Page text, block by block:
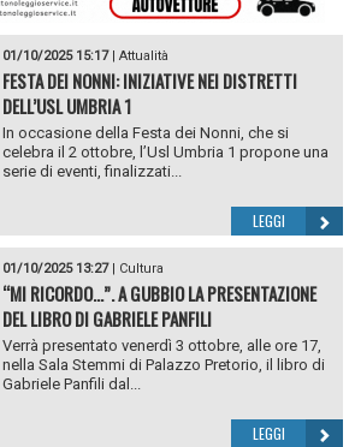
01/10/2025 15:17| Attualità
FESTA DEI NONNI: INIZIATIVE NEI DISTRETTI
DELL’USL UMBRIA 1
In occasione della Festa dei Nonni, che si
celebra il 2 ottobre, l’Usl Umbria 1 propone una
serie di eventi, finalizzati...
LEGGI
01/10/2025 13:27| Cultura
“MI RICORDO…”. A GUBBIO LA PRESENTAZIONE
DEL LIBRO DI GABRIELE PANFILI
Verrà presentato venerdì 3 ottobre, alle ore 17,
nella Sala Stemmi di Palazzo Pretorio, il libro di
Gabriele Panfili dal...
LEGGI